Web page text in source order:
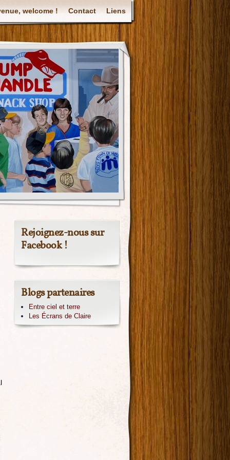
welcome ! Contact Liens
Rejoignez-nous sur
Facebook !
Blogs partenaires
Entre ciel et terre
Les Écrans de Claire